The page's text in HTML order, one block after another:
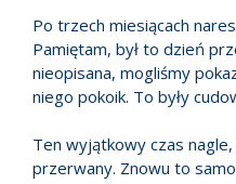
Po trzech miesiącach
Pamiętam, był to dzień
nieopisana, mogliśmy
niego pokoik. To były
Ten wyjątkowy czas nagle,
przerwany. Znowu to